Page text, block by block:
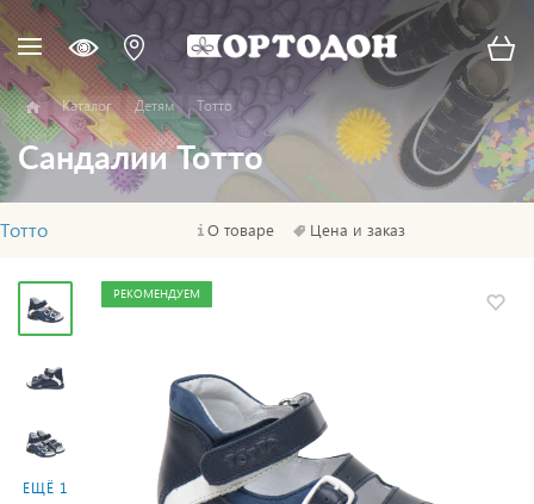
Каталог Детям Тотто
Сандалии Тотто
Тотто О товаре Цена и заказ
ЕЩЁ 1
РЕКОМЕНДУЕМ